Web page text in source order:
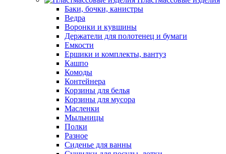
Баки, бочки, канистры
Ведра
Воронки и кувшины
Держатели для полотенец и бумаги
Емкости
Ершики и комплекты, вантуз
Кашпо
Комоды
Контейнера
Корзины для белья
Корзины для мусора
Масленки
Мыльницы
Полки
Разное
Сиденье для ванны